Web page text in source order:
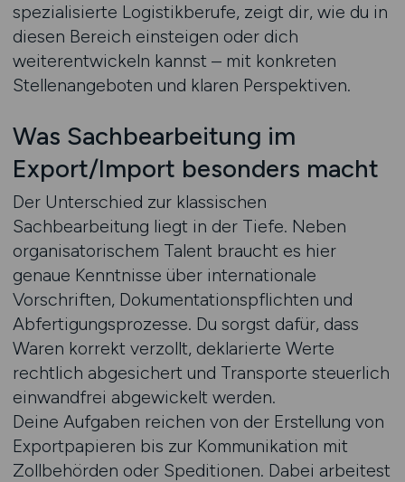
spezialisierte Logistikberufe, zeigt dir, wie du in
diesen Bereich einsteigen oder dich
weiterentwickeln kannst – mit konkreten
Stellenangeboten und klaren Perspektiven.
Was Sachbearbeitung im
Export/Import besonders macht
Der Unterschied zur klassischen
Sachbearbeitung liegt in der Tiefe. Neben
organisatorischem Talent braucht es hier
genaue Kenntnisse über internationale
Vorschriften, Dokumentationspflichten und
Abfertigungsprozesse. Du sorgst dafür, dass
Waren korrekt verzollt, deklarierte Werte
rechtlich abgesichert und Transporte steuerlich
einwandfrei abgewickelt werden.
Deine Aufgaben reichen von der Erstellung von
Exportpapieren bis zur Kommunikation mit
Zollbehörden oder Speditionen. Dabei arbeitest